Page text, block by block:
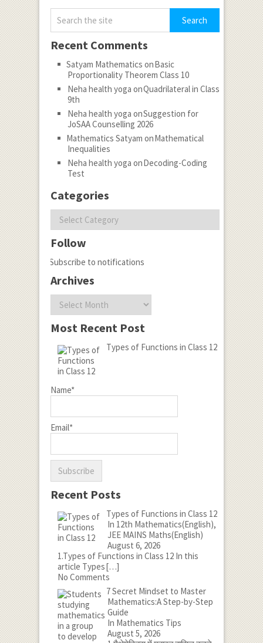
Recent Comments
Satyam Mathematics onBasic
Proportionality Theorem Class 10
Neha health yoga onQuadrilateral in Class
9th
Neha health yoga onSuggestion for
JoSAA Counselling 2026
Mathematics Satyam onMathematical
Inequalities
Neha health yoga onDecoding-Coding
Test
Categories
Categories
Follow
Subscribe to notifications
Archives
Archives
Most Recent Post
Types of Functions in Class 12
Name*
Email*
Recent Posts
Types of Functions in Class 12
In 12th Mathematics(English),
JEE MAINS Maths(English)
August 6, 2026
1.Types of Functions in Class 12 In this
article Types[…]
No Comments
7 Secret Mindset to Master
Mathematics:A Step-by-Step
Guide
In Mathematics Tips
August 5, 2026